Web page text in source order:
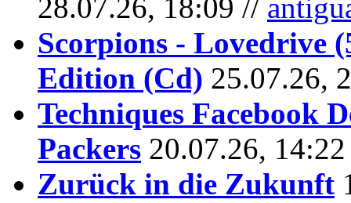
28.07.26, 18:09 //
Scorpions - Lovedrive
Edition (Cd) 25.07.26,
Techniques Facebook
Packers 20.07.26,
Zurück in die Zukunft